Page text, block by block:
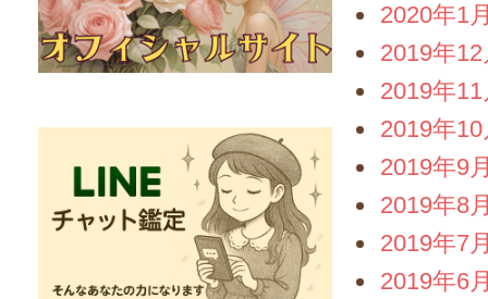
2020年1
2019年12
2019年11
2019年10
2019年9
2019年8
2019年7
2019年6